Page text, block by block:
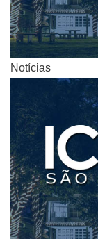
Notícias